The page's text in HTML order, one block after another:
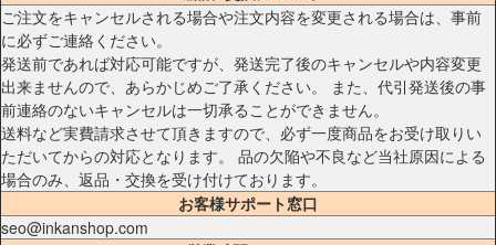
ご注文をキャンセルされる場合や注文内容を変更される場合は、事前
に必ずご連絡ください。
発送前であれば対応可能ですが、発送完了後のキャンセルや内容変更
出来ませんので、あらかじめご了承ください。 また、代引発送後の事
前連絡のないキャンセルは一切承ることができません。
送料など実費請求させて頂きますので、必ず一度商品をお受け取りい
ただいてからの対応となります。 品の欠陥や不良など当社原因による
場合のみ、返品・交換を受け付けております。
お客様サポート窓口
seo@inkanshop.com